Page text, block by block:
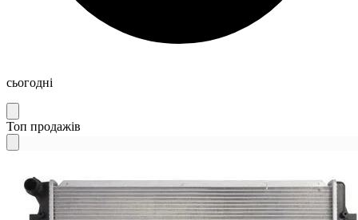
сьогодні
Топ продажів